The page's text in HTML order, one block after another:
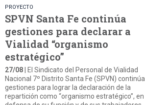
PROYECTO
SPVN Santa Fe continúa
gestiones para declarar a
Vialidad “organismo
estratégico”
27/08 | El Sindicato del Personal de Vialidad
Nacional 7º Distrito Santa Fe (SPVN) continúa
gestiones para lograr la declaración de la
repartición como “organismo estratégico”, en